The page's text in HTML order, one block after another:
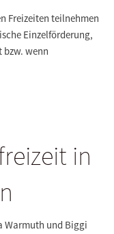
Freizeiten teilnehmen
Einzelförderung,
bzw. wenn
in
Warmuth und Biggi